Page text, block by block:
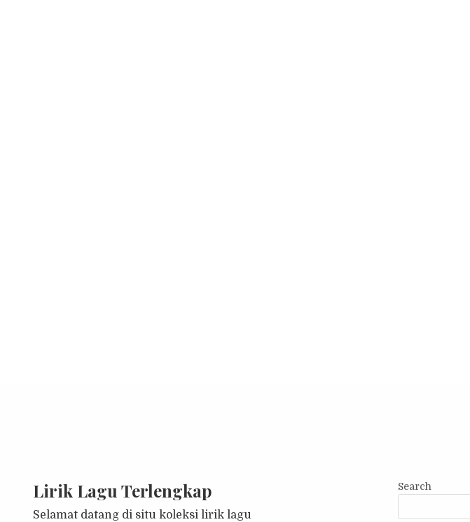
Lirik Lagu Terlengkap
Selamat datang di situ koleksi lirik lagu
Search